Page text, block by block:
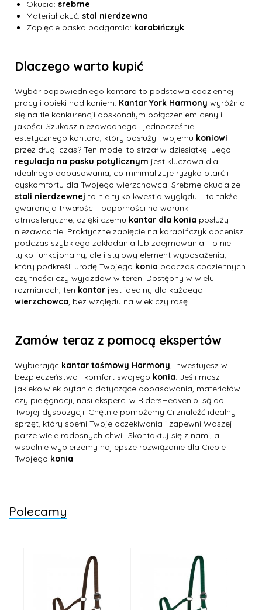
Okucia: srebrne
Materiał okuć: stal nierdzewna
Zapięcie paska podgardla: karabińczyk
Dlaczego warto kupić
Wybór odpowiedniego kantara to podstawa codziennej
pracy i opieki nad koniem. Kantar York Harmony wyróżnia
się na tle konkurencji doskonałym połączeniem ceny i
jakości. Szukasz niezawodnego i jednocześnie
estetycznego kantara, który posłuży Twojemu koniowi
przez długi czas? Ten model to strzał w dziesiątkę! Jego
regulacja na pasku potylicznym jest kluczowa dla
idealnego dopasowania, co minimalizuje ryzyko otarć i
dyskomfortu dla Twojego wierzchowca. Srebrne okucia ze
stali nierdzewnej to nie tylko kwestia wyglądu – to także
gwarancja trwałości i odporności na warunki
atmosferyczne, dzięki czemu kantar dla konia posłuży
niezawodnie. Praktyczne zapięcie na karabińczyk docenisz
podczas szybkiego zakładania lub zdejmowania. To nie
tylko funkcjonalny, ale i stylowy element wyposażenia,
który podkreśli urodę Twojego konia podczas codziennych
czynności czy wyjazdów w teren. Dostępny w wielu
rozmiarach, ten kantar jest idealny dla każdego
wierzchowca, bez względu na wiek czy rasę.
Zamów teraz z pomocą ekspertów
Wybierając kantar taśmowy Harmony, inwestujesz w
bezpieczeństwo i komfort swojego konia. Jeśli masz
jakiekolwiek pytania dotyczące dopasowania, materiałów
czy pielęgnacji, nasi eksperci w RidersHeaven.pl są do
Twojej dyspozycji. Chętnie pomożemy Ci znaleźć idealny
sprzęt, który spełni Twoje oczekiwania i zapewni Waszej
parze wiele radosnych chwil. Skontaktuj się z nami, a
wspólnie wybierzemy najlepsze rozwiązanie dla Ciebie i
Twojego konia!
Polecamy